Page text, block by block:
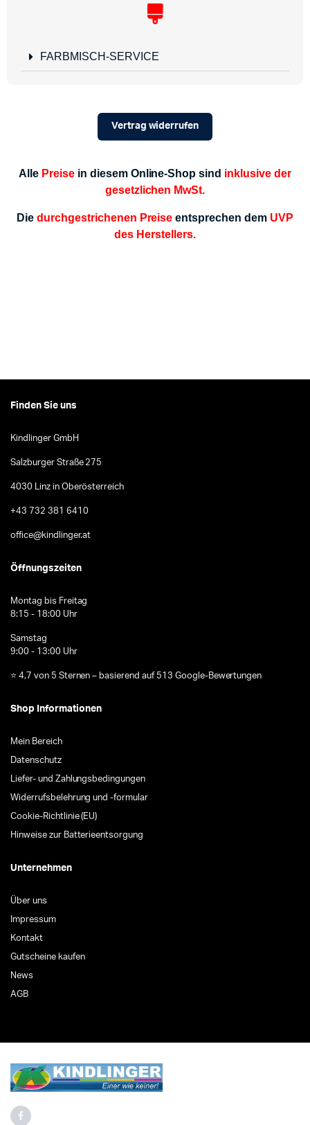
FARBMISCH-SERVICE
Vertrag widerrufen
Alle Preisein diesem Online-Shop sind inklusive der
gesetzlichen MwSt.
Diedurchgestrichenen Preise entsprechen dem UVP
des Herstellers.
Finden Sie uns
Kindlinger GmbH
Salzburger Straße 275
4030 Linz in Oberösterreich
+43 732 381 6410
office@kindlinger.at
Öffnungszeiten
Montag bis Freitag
8:15 - 18:00 Uhr
Samstag
9:00 - 13:00 Uhr
⭐ 4,7 von 5 Sternen – basierend auf 513 Google-Bewertungen
Shop Informationen
Mein Bereich
Datenschutz
Liefer- und Zahlungsbedingungen
Widerrufsbelehrung und -formular
Cookie-Richtlinie (EU)
Hinweise zur Batterieentsorgung
Unternehmen
Über uns
Impressum
Kontakt
Gutscheine kaufen
News
AGB